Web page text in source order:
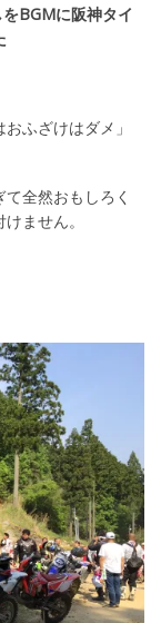
BGMに阪神タイ
ふざけはダメ」
全然おもしろく
ません。